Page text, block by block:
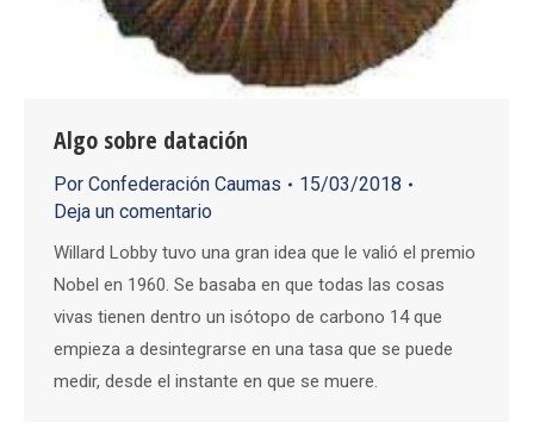
Algo sobre datación
Por Confederación Caumas
15/03/2018
Deja un comentario
Willard Lobby tuvo una gran idea que le valió el premio
Nobel en 1960. Se basaba en que todas las cosas
vivas tienen dentro un isótopo de carbono 14 que
empieza a desintegrarse en una tasa que se puede
medir, desde el instante en que se muere.